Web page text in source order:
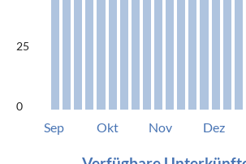
25
0
Sep Okt Nov Dez